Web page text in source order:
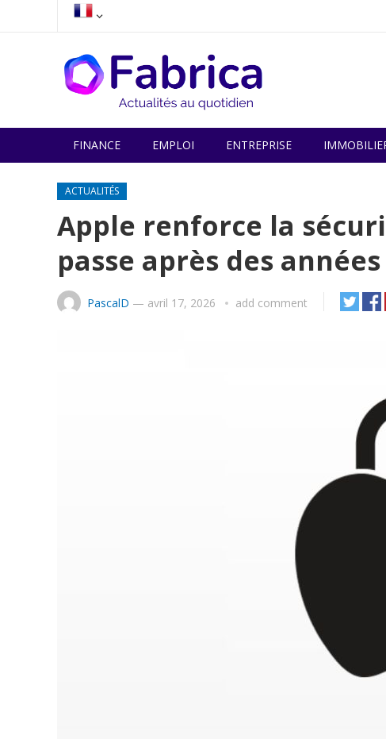
FINANCE EMPLOI ENTREPRISE
ACTUALITÉS
Apple renforce la
passe après des
PascalD — avril 17, 2026 add comment